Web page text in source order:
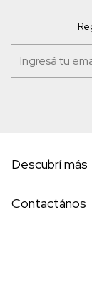
Descubrí más
Contactános